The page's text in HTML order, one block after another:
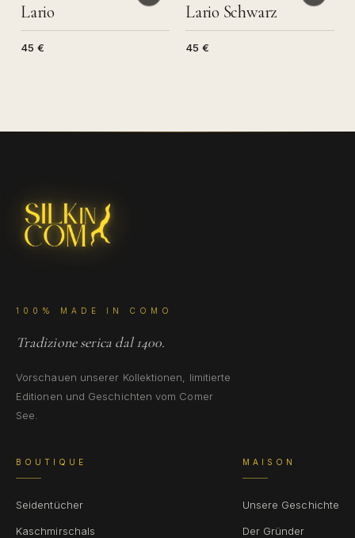
Lario
45 €
Lario Schwarz
45 €
100% MADE IN COMO
Tradizione serica dal 1400.
Vorschauen unserer Kollektionen, limitierte
Editionen und Geschichten vom Comer
See.
BOUTIQUE
Seidentücher
Kaschmirschals
MAISON
Unsere Geschichte
Der Gründer